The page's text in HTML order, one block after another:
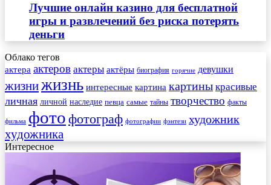
Лучшие онлайн казино для бесплатной
игры и развлечений без риска потерять
деньги
Облако тегов
актера актеров актеры актёры биография горячие девушки
жизнижизнь интересные картина картины красивые
личная личной наследие певца самые тайны творчество факты
фильма фото фотограф фотографии фэнтези художник
художника
Интересное